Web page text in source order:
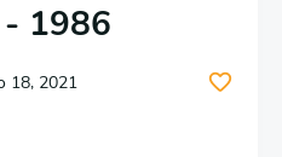
1986
18, 2021